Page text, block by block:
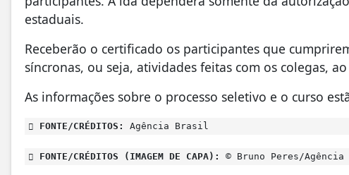
estaduais.
Receberão o certificado os participantes que
síncronas, ou seja, atividades feitas com os colegas,
As informações sobre o processo seletivo e o curso
FONTE/CRÉDITOS: Agência Brasil
FONTE/CRÉDITOS (IMAGEM DE CAPA): © Bruno Peres/